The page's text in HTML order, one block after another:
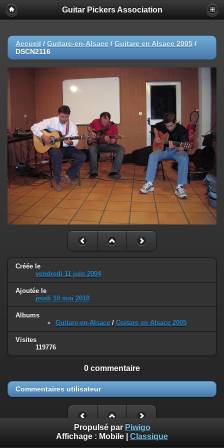
Guitar Pickers Association
Accueil / Guitare-en-Alsace / Guitare en Alsace 2005 /
DSCN2116
Créée le
vendredi 11 juin 2004
Ajoutée le
jeudi 10 mai 2018
Albums
Guitare-en-Alsace / Guitare en Alsace 2005
Visites
119776
0 commentaire
Commentaires utilisateur
Propulsé par Piwigo
Affichage : Mobile Classique